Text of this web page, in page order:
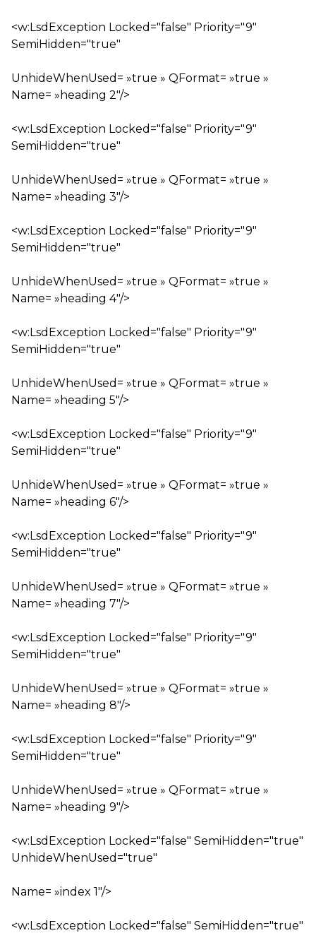
<w:LsdException Locked="false" Priority="9"
SemiHidden="true"
UnhideWhenUsed= »true » QFormat= »true »
Name= »heading 2″/>
<w:LsdException Locked="false" Priority="9"
SemiHidden="true"
UnhideWhenUsed= »true » QFormat= »true »
Name= »heading 3″/>
<w:LsdException Locked="false" Priority="9"
SemiHidden="true"
UnhideWhenUsed= »true » QFormat= »true »
Name= »heading 4″/>
<w:LsdException Locked="false" Priority="9"
SemiHidden="true"
UnhideWhenUsed= »true » QFormat= »true »
Name= »heading 5″/>
<w:LsdException Locked="false" Priority="9"
SemiHidden="true"
UnhideWhenUsed= »true » QFormat= »true »
Name= »heading 6″/>
<w:LsdException Locked="false" Priority="9"
SemiHidden="true"
UnhideWhenUsed= »true » QFormat= »true »
Name= »heading 7″/>
<w:LsdException Locked="false" Priority="9"
SemiHidden="true"
UnhideWhenUsed= »true » QFormat= »true »
Name= »heading 8″/>
<w:LsdException Locked="false" Priority="9"
SemiHidden="true"
UnhideWhenUsed= »true » QFormat= »true »
Name= »heading 9″/>
<w:LsdException Locked="false" SemiHidden="true"
UnhideWhenUsed="true"
Name= »index 1″/>
<w:LsdException Locked="false" SemiHidden="true"